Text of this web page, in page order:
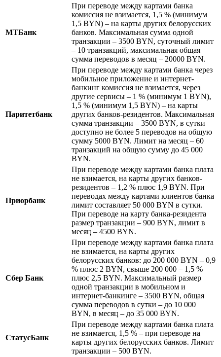
МТБанк
При переводе между картами банка
комиссия не взимается, 1,5 % (минимум
1,5 BYN) – на карты других белорусских
банков. Максимальная сумма одной
транзакции – 3500 BYN, суточный лимит
– 10 транзакций, максимальная общая
сумма переводов в месяц – 20000 BYN.
Паритетбанк
При переводе между картами банка через
мобильное приложение и интернет-
банкинг комиссия не взимается, через
другие сервисы – 1 % (минимум 1 BYN),
1,5 % (минимум 1,5 BYN) – на карты
других банков-резидентов. Максимальная
сумма транзакции – 3500 BYN, в сутки
доступно не более 5 переводов на общую
сумму 5000 BYN. Лимит на месяц – 60
транзакций на общую сумму до 45 000
BYN.
Приорбанк
При переводе между картами банка плата
не взимается, на карты других банков-
резидентов – 1,2 % плюс 1,9 BYN. При
переводах между картами клиентов банка
лимит составляет 50 000 BYN в сутки.
При переводе на карту банка-резидента
размер транзакции – 900 BYN, лимит в
месяц – 4500 BYN.
Сбер Банк
При переводе между картами банка плата
не взимается, на карты других
белорусских банков: до 200 000 BYN – 0,9
% плюс 2 BYN, свыше 200 000 – 1,5 %
плюс 2,5 BYN. Максимальный размер
одной транзакции в мобильном и
интернет-банкинге – 3500 BYN, общая
сумма переводов в сутки – до 10 000
BYN, в месяц – до 35 000 BYN.
СтатусБанк
При переводе между картами банка плата
не взимается, 1,5 % – при переводе на
карты других белорусских банков. Лимит
транзакции – 500 BYN.